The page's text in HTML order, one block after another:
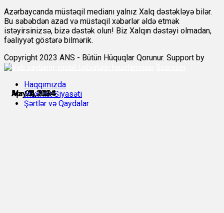
Apr 24, 2024
Apr 25, 2024
Apr 28, 2024
May 2, 2024
May 3, 2024
May 7, 2024
Azərbaycanda müstəqil medianı yalnız Xalq dəstəkləyə bilər.
Bu səbəbdən azad və müstəqil xəbərlər əldə etmək
istəyirsinizsə, bizə dəstək olun! Biz Xalqın dəstəyi olmadan,
fəaliyyət göstərə bilmərik.
Copyright 2023 ANS - Bütün Hüquqlar Qorunur. Support by
Haqqımızda
Məxfilik Siyasəti
Şərtlər və Qaydalar